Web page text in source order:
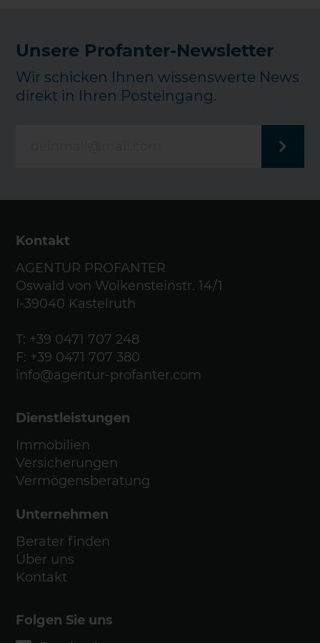
Unsere Profanter-Newsletter
Wir schicken Ihnen wissenswerte News
direkt in Ihren Posteingang.
Kontakt
AGENTUR PROFANTER
Oswald von Wolkensteinstr. 14/1
I-39040 Kastelruth
T: +39 0471 707 248
F: +39 0471 707 380
info@agentur-profanter.com
Dienstleistungen
Immobilien
Versicherungen
Vermögensberatung
Unternehmen
Berater finden
Über uns
Kontakt
Folgen Sie uns